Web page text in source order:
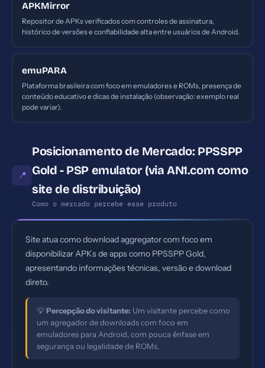
APKMirror
Repositor de APKs verificados com controles de assinatura,
histórico de versões e confiabilidade alta entre usuários de Android.
emuPARA
Plataforma brasileira com foco em emuladores e ROMs, presença de
conteúdo educativo e dicas de instalação (observação: exemplo real
pode variar).
📍
Posicionamento de Mercado: PPSSPP
Gold - PSP emulator (via AN1.com como
site de distribuição)
Como o mercado percebe esse produto
Site atua como download aggregator com foco em
disponibilizar APKs de apps como PPSSPP Gold,
apresentando informações técnicas, versão e download
direto.
💡Percepção do visitante: Um visitante percebe como
um agregador de downloads com foco em
emuladores para Android, com pouca ênfase em
segurança ou legalidade de ROMs.